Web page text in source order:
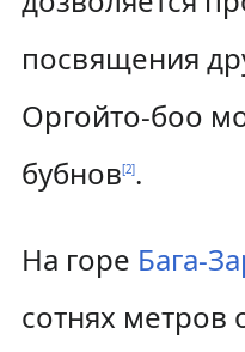
посвящения
Оргойто-боо
бубнов[2].
На горе Бага-
сотнях метров